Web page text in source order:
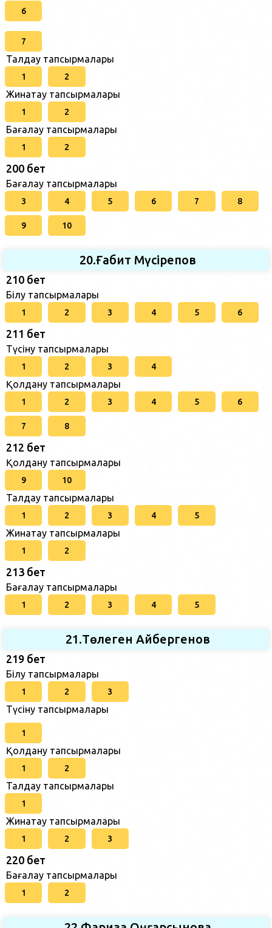
6
7
Талдау тапсырмалары
1 2
Жинақтау тапсырмалары
1 2
Бағалау тапсырмалары
1 2
200 бет
Бағалау тапсырмалары
3 4 5 6 7 8
9 10
20.Ғабит Мүсірепов
210 бет
Білу тапсырмалары
1 2 3 4 5 6
211 бет
Түсіну тапсырмалары
1 2 3 4
Қолдану тапсырмалары
1 2 3 4 5 6
7 8
212 бет
Қолдану тапсырмалары
9 10
Талдау тапсырмалары
1 2 3 4 5
Жинақтау тапсырмалары
1 2
213 бет
Бағалау тапсырмалары
1 2 3 4 5
21.Төлеген Айбергенов
219 бет
Білу тапсырмалары
1 2 3
Түсіну тапсырмалары
1
Қолдану тапсырмалары
1 2
Талдау тапсырмалары
1
Жинақтау тапсырмалары
1 2 3
220 бет
Бағалау тапсырмалары
1 2